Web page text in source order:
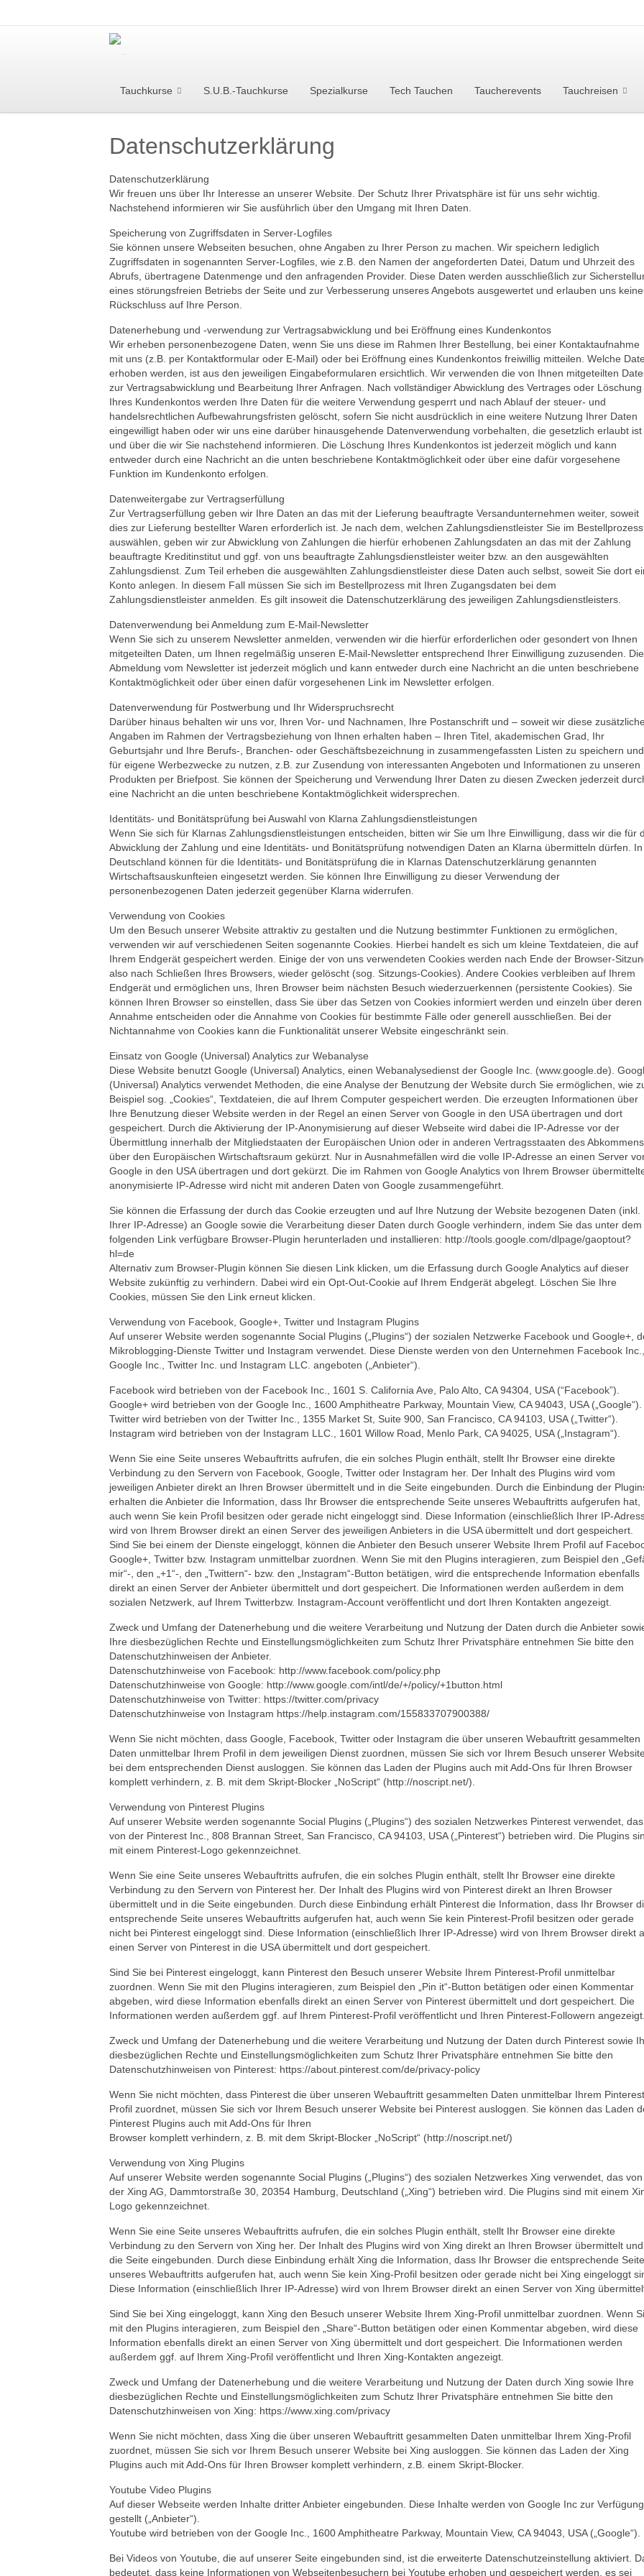
Tauchkurse S.U.B.-Tauchkurse Spezialkurse Tech Tauchen Taucherevents Tauchreisen
Datenschutzerklärung
Datenschutzerklärung
Wir freuen uns über Ihr Interesse an unserer Website. Der Schutz Ihrer Privatsphäre ist für uns sehr wichtig.
Nachstehend informieren wir Sie ausführlich über den Umgang mit Ihren Daten.
Speicherung von Zugriffsdaten in Server-Logfiles
Sie können unsere Webseiten besuchen, ohne Angaben zu Ihrer Person zu machen. Wir speichern lediglich
Zugriffsdaten in sogenannten Server-Logfiles, wie z.B. den Namen der angeforderten Datei, Datum und Uhrzeit des
Abrufs, übertragene Datenmenge und den anfragenden Provider. Diese Daten werden ausschließlich zur
eines störungsfreien Betriebs der Seite und zur Verbesserung unseres Angebots ausgewertet und erlauben uns
Rückschluss auf Ihre Person.
Datenerhebung und -verwendung zur Vertragsabwicklung und bei Eröffnung eines Kundenkontos
Wir erheben personenbezogene Daten, wenn Sie uns diese im Rahmen Ihrer Bestellung, bei einer Kontaktaufnahme
mit uns (z.B. per Kontaktformular oder E-Mail) oder bei Eröffnung eines Kundenkontos freiwillig mitteilen. Welche
erhoben werden, ist aus den jeweiligen Eingabeformularen ersichtlich. Wir verwenden die von Ihnen mitgeteilten
zur Vertragsabwicklung und Bearbeitung Ihrer Anfragen. Nach vollständiger Abwicklung des Vertrages oder Löschung
Ihres Kundenkontos werden Ihre Daten für die weitere Verwendung gesperrt und nach Ablauf der steuer- und
handelsrechtlichen Aufbewahrungsfristen gelöscht, sofern Sie nicht ausdrücklich in eine weitere Nutzung Ihrer Daten
eingewilligt haben oder wir uns eine darüber hinausgehende Datenverwendung vorbehalten, die gesetzlich erlaubt ist
und über die wir Sie nachstehend informieren. Die Löschung Ihres Kundenkontos ist jederzeit möglich und kann
entweder durch eine Nachricht an die unten beschriebene Kontaktmöglichkeit oder über eine dafür vorgesehene
Funktion im Kundenkonto erfolgen.
Datenweitergabe zur Vertragserfüllung
Zur Vertragserfüllung geben wir Ihre Daten an das mit der Lieferung beauftragte Versandunternehmen weiter, soweit
dies zur Lieferung bestellter Waren erforderlich ist. Je nach dem, welchen Zahlungsdienstleister Sie im Bestellprozess
auswählen, geben wir zur Abwicklung von Zahlungen die hierfür erhobenen Zahlungsdaten an das mit der Zahlung
beauftragte Kreditinstitut und ggf. von uns beauftragte Zahlungsdienstleister weiter bzw. an den ausgewählten
Zahlungsdienst. Zum Teil erheben die ausgewählten Zahlungsdienstleister diese Daten auch selbst, soweit Sie dort
Konto anlegen. In diesem Fall müssen Sie sich im Bestellprozess mit Ihren Zugangsdaten bei dem
Zahlungsdienstleister anmelden. Es gilt insoweit die Datenschutzerklärung des jeweiligen Zahlungsdienstleisters.
Datenverwendung bei Anmeldung zum E-Mail-Newsletter
Wenn Sie sich zu unserem Newsletter anmelden, verwenden wir die hierfür erforderlichen oder gesondert von Ihnen
mitgeteilten Daten, um Ihnen regelmäßig unseren E-Mail-Newsletter entsprechend Ihrer Einwilligung zuzusenden. Die
Abmeldung vom Newsletter ist jederzeit möglich und kann entweder durch eine Nachricht an die unten beschriebene
Kontaktmöglichkeit oder über einen dafür vorgesehenen Link im Newsletter erfolgen.
Datenverwendung für Postwerbung und Ihr Widerspruchsrecht
Darüber hinaus behalten wir uns vor, Ihren Vor- und Nachnamen, Ihre Postanschrift und – soweit wir diese
Angaben im Rahmen der Vertragsbeziehung von Ihnen erhalten haben – Ihren Titel, akademischen Grad, Ihr
Geburtsjahr und Ihre Berufs-, Branchen- oder Geschäftsbezeichnung in zusammengefassten Listen zu speichern und
für eigene Werbezwecke zu nutzen, z.B. zur Zusendung von interessanten Angeboten und Informationen zu unseren
Produkten per Briefpost. Sie können der Speicherung und Verwendung Ihrer Daten zu diesen Zwecken jederzeit
eine Nachricht an die unten beschriebene Kontaktmöglichkeit widersprechen.
Identitäts- und Bonitätsprüfung bei Auswahl von Klarna Zahlungsdienstleistungen
Wenn Sie sich für Klarnas Zahlungsdienstleistungen entscheiden, bitten wir Sie um Ihre Einwilligung, dass wir die für
Abwicklung der Zahlung und eine Identitäts- und Bonitätsprüfung notwendigen Daten an Klarna übermitteln dürfen. In
Deutschland können für die Identitäts- und Bonitätsprüfung die in Klarnas Datenschutzerklärung genannten
Wirtschaftsauskunfteien eingesetzt werden. Sie können Ihre Einwilligung zu dieser Verwendung der
personenbezogenen Daten jederzeit gegenüber Klarna widerrufen.
Verwendung von Cookies
Um den Besuch unserer Website attraktiv zu gestalten und die Nutzung bestimmter Funktionen zu ermöglichen,
verwenden wir auf verschiedenen Seiten sogenannte Cookies. Hierbei handelt es sich um kleine Textdateien, die auf
Ihrem Endgerät gespeichert werden. Einige der von uns verwendeten Cookies werden nach Ende der Browser-
also nach Schließen Ihres Browsers, wieder gelöscht (sog. Sitzungs-Cookies). Andere Cookies verbleiben auf Ihrem
Endgerät und ermöglichen uns, Ihren Browser beim nächsten Besuch wiederzuerkennen (persistente Cookies). Sie
können Ihren Browser so einstellen, dass Sie über das Setzen von Cookies informiert werden und einzeln über deren
Annahme entscheiden oder die Annahme von Cookies für bestimmte Fälle oder generell ausschließen. Bei der
Nichtannahme von Cookies kann die Funktionalität unserer Website eingeschränkt sein.
Einsatz von Google (Universal) Analytics zur Webanalyse
Diese Website benutzt Google (Universal) Analytics, einen Webanalysedienst der Google Inc. (www.google.de).
(Universal) Analytics verwendet Methoden, die eine Analyse der Benutzung der Website durch Sie ermöglichen, wie
Beispiel sog. „Cookies“, Textdateien, die auf Ihrem Computer gespeichert werden. Die erzeugten Informationen über
Ihre Benutzung dieser Website werden in der Regel an einen Server von Google in den USA übertragen und dort
gespeichert. Durch die Aktivierung der IP-Anonymisierung auf dieser Webseite wird dabei die IP-Adresse vor der
Übermittlung innerhalb der Mitgliedstaaten der Europäischen Union oder in anderen Vertragsstaaten des Abkommens
über den Europäischen Wirtschaftsraum gekürzt. Nur in Ausnahmefällen wird die volle IP-Adresse an einen Server
Google in den USA übertragen und dort gekürzt. Die im Rahmen von Google Analytics von Ihrem Browser
anonymisierte IP-Adresse wird nicht mit anderen Daten von Google zusammengeführt.
Sie können die Erfassung der durch das Cookie erzeugten und auf Ihre Nutzung der Website bezogenen Daten (inkl.
Ihrer IP-Adresse) an Google sowie die Verarbeitung dieser Daten durch Google verhindern, indem Sie das unter dem
folgenden Link verfügbare Browser-Plugin herunterladen und installieren: http://tools.google.com/dlpage/gaoptout?
hl=de
Alternativ zum Browser-Plugin können Sie diesen Link klicken, um die Erfassung durch Google Analytics auf dieser
Website zukünftig zu verhindern. Dabei wird ein Opt-Out-Cookie auf Ihrem Endgerät abgelegt. Löschen Sie Ihre
Cookies, müssen Sie den Link erneut klicken.
Verwendung von Facebook, Google+, Twitter und Instagram Plugins
Auf unserer Website werden sogenannte Social Plugins („Plugins“) der sozialen Netzwerke Facebook und Google+,
Mikroblogging-Dienste Twitter und Instagram verwendet. Diese Dienste werden von den Unternehmen Facebook Inc.,
Google Inc., Twitter Inc. und Instagram LLC. angeboten („Anbieter“).
Facebook wird betrieben von der Facebook Inc., 1601 S. California Ave, Palo Alto, CA 94304, USA (“Facebook”).
Google+ wird betrieben von der Google Inc., 1600 Amphitheatre Parkway, Mountain View, CA 94043, USA („Google“).
Twitter wird betrieben von der Twitter Inc., 1355 Market St, Suite 900, San Francisco, CA 94103, USA („Twitter“).
Instagram wird betrieben von der Instagram LLC., 1601 Willow Road, Menlo Park, CA 94025, USA („Instagram“).
Wenn Sie eine Seite unseres Webauftritts aufrufen, die ein solches Plugin enthält, stellt Ihr Browser eine direkte
Verbindung zu den Servern von Facebook, Google, Twitter oder Instagram her. Der Inhalt des Plugins wird vom
jeweiligen Anbieter direkt an Ihren Browser übermittelt und in die Seite eingebunden. Durch die Einbindung der
erhalten die Anbieter die Information, dass Ihr Browser die entsprechende Seite unseres Webauftritts aufgerufen hat,
auch wenn Sie kein Profil besitzen oder gerade nicht eingeloggt sind. Diese Information (einschließlich Ihrer IP-
wird von Ihrem Browser direkt an einen Server des jeweiligen Anbieters in die USA übermittelt und dort gespeichert.
Sind Sie bei einem der Dienste eingeloggt, können die Anbieter den Besuch unserer Website Ihrem Profil auf
Google+, Twitter bzw. Instagram unmittelbar zuordnen. Wenn Sie mit den Plugins interagieren, zum Beispiel den
mir“-, den „+1“-, den „Twittern“- bzw. den „Instagram“-Button betätigen, wird die entsprechende Information ebenfalls
direkt an einen Server der Anbieter übermittelt und dort gespeichert. Die Informationen werden außerdem in dem
sozialen Netzwerk, auf Ihrem Twitterbzw. Instagram-Account veröffentlicht und dort Ihren Kontakten angezeigt.
Zweck und Umfang der Datenerhebung und die weitere Verarbeitung und Nutzung der Daten durch die Anbieter
Ihre diesbezüglichen Rechte und Einstellungsmöglichkeiten zum Schutz Ihrer Privatsphäre entnehmen Sie bitte den
Datenschutzhinweisen der Anbieter.
Datenschutzhinweise von Facebook: http://www.facebook.com/policy.php
Datenschutzhinweise von Google: http://www.google.com/intl/de/+/policy/+1button.html
Datenschutzhinweise von Twitter: https://twitter.com/privacy
Datenschutzhinweise von Instagram https://help.instagram.com/155833707900388/
Wenn Sie nicht möchten, dass Google, Facebook, Twitter oder Instagram die über unseren Webauftritt gesammelten
Daten unmittelbar Ihrem Profil in dem jeweiligen Dienst zuordnen, müssen Sie sich vor Ihrem Besuch unserer Website
bei dem entsprechenden Dienst ausloggen. Sie können das Laden der Plugins auch mit Add-Ons für Ihren Browser
komplett verhindern, z. B. mit dem Skript-Blocker „NoScript“ (http://noscript.net/).
Verwendung von Pinterest Plugins
Auf unserer Website werden sogenannte Social Plugins („Plugins“) des sozialen Netzwerkes Pinterest verwendet, das
von der Pinterest Inc., 808 Brannan Street, San Francisco, CA 94103, USA („Pinterest“) betrieben wird. Die Plugins
mit einem Pinterest-Logo gekennzeichnet.
Wenn Sie eine Seite unseres Webauftritts aufrufen, die ein solches Plugin enthält, stellt Ihr Browser eine direkte
Verbindung zu den Servern von Pinterest her. Der Inhalt des Plugins wird von Pinterest direkt an Ihren Browser
übermittelt und in die Seite eingebunden. Durch diese Einbindung erhält Pinterest die Information, dass Ihr Browser
entsprechende Seite unseres Webauftritts aufgerufen hat, auch wenn Sie kein Pinterest-Profil besitzen oder gerade
nicht bei Pinterest eingeloggt sind. Diese Information (einschließlich Ihrer IP-Adresse) wird von Ihrem Browser direkt
einen Server von Pinterest in die USA übermittelt und dort gespeichert.
Sind Sie bei Pinterest eingeloggt, kann Pinterest den Besuch unserer Website Ihrem Pinterest-Profil unmittelbar
zuordnen. Wenn Sie mit den Plugins interagieren, zum Beispiel den „Pin it“-Button betätigen oder einen Kommentar
abgeben, wird diese Information ebenfalls direkt an einen Server von Pinterest übermittelt und dort gespeichert. Die
Informationen werden außerdem ggf. auf Ihrem Pinterest-Profil veröffentlicht und Ihren Pinterest-Followern angezeigt.
Zweck und Umfang der Datenerhebung und die weitere Verarbeitung und Nutzung der Daten durch Pinterest sowie
diesbezüglichen Rechte und Einstellungsmöglichkeiten zum Schutz Ihrer Privatsphäre entnehmen Sie bitte den
Datenschutzhinweisen von Pinterest: https://about.pinterest.com/de/privacy-policy
Wenn Sie nicht möchten, dass Pinterest die über unseren Webauftritt gesammelten Daten unmittelbar Ihrem
Profil zuordnet, müssen Sie sich vor Ihrem Besuch unserer Website bei Pinterest ausloggen. Sie können das Laden
Pinterest Plugins auch mit Add-Ons für Ihren
Browser komplett verhindern, z. B. mit dem Skript-Blocker „NoScript“ (http://noscript.net/)
Verwendung von Xing Plugins
Auf unserer Website werden sogenannte Social Plugins („Plugins“) des sozialen Netzwerkes Xing verwendet, das von
der Xing AG, Dammtorstraße 30, 20354 Hamburg, Deutschland („Xing“) betrieben wird. Die Plugins sind mit einem
Logo gekennzeichnet.
Wenn Sie eine Seite unseres Webauftritts aufrufen, die ein solches Plugin enthält, stellt Ihr Browser eine direkte
Verbindung zu den Servern von Xing her. Der Inhalt des Plugins wird von Xing direkt an Ihren Browser übermittelt
die Seite eingebunden. Durch diese Einbindung erhält Xing die Information, dass Ihr Browser die entsprechende Seite
unseres Webauftritts aufgerufen hat, auch wenn Sie kein Xing-Profil besitzen oder gerade nicht bei Xing eingeloggt
Diese Information (einschließlich Ihrer IP-Adresse) wird von Ihrem Browser direkt an einen Server von Xing
Sind Sie bei Xing eingeloggt, kann Xing den Besuch unserer Website Ihrem Xing-Profil unmittelbar zuordnen. Wenn
mit den Plugins interagieren, zum Beispiel den „Share“-Button betätigen oder einen Kommentar abgeben, wird diese
Information ebenfalls direkt an einen Server von Xing übermittelt und dort gespeichert. Die Informationen werden
außerdem ggf. auf Ihrem Xing-Profil veröffentlicht und Ihren Xing-Kontakten angezeigt.
Zweck und Umfang der Datenerhebung und die weitere Verarbeitung und Nutzung der Daten durch Xing sowie Ihre
diesbezüglichen Rechte und Einstellungsmöglichkeiten zum Schutz Ihrer Privatsphäre entnehmen Sie bitte den
Datenschutzhinweisen von Xing: https://www.xing.com/privacy
Wenn Sie nicht möchten, dass Xing die über unseren Webauftritt gesammelten Daten unmittelbar Ihrem Xing-Profil
zuordnet, müssen Sie sich vor Ihrem Besuch unserer Website bei Xing ausloggen. Sie können das Laden der Xing
Plugins auch mit Add-Ons für Ihren Browser komplett verhindern, z.B. einem Skript-Blocker.
Youtube Video Plugins
Auf dieser Webseite werden Inhalte dritter Anbieter eingebunden. Diese Inhalte werden von Google Inc zur Verfügung
gestellt („Anbieter“).
Youtube wird betrieben von der Google Inc., 1600 Amphitheatre Parkway, Mountain View, CA 94043, USA („Google“).
Bei Videos von Youtube, die auf unserer Seite eingebunden sind, ist die erweiterte Datenschutzeinstellung aktiviert.
bedeutet, dass keine Informationen von Webseitenbesuchern bei Youtube erhoben und gespeichert werden, es sei